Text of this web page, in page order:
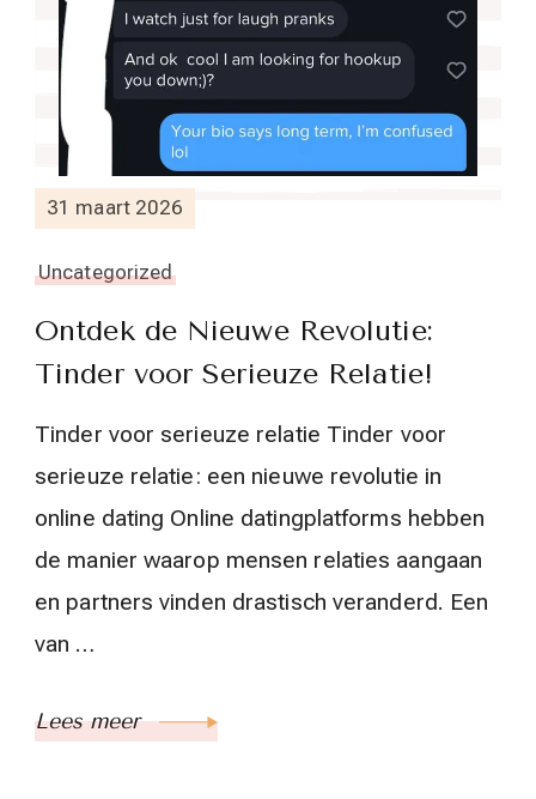
31 maart 2026
Uncategorized
Ontdek de Nieuwe Revolutie:
Tinder voor Serieuze Relatie!
Tinder voor serieuze relatie Tinder voor
serieuze relatie: een nieuwe revolutie in
online dating Online datingplatforms hebben
de manier waarop mensen relaties aangaan
en partners vinden drastisch veranderd. Een
van …
Lees meer